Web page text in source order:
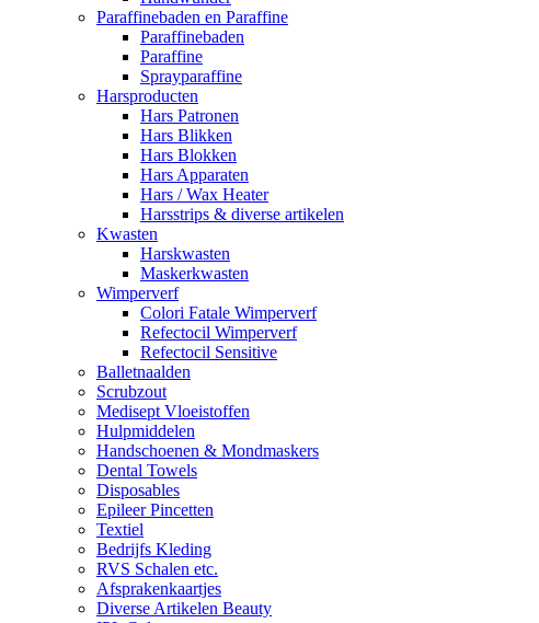
Paraffinebaden en Paraffine
Paraffinebaden
Paraffine
Sprayparaffine
Harsproducten
Hars Patronen
Hars Blikken
Hars Blokken
Hars Apparaten
Hars / Wax Heater
Harsstrips & diverse artikelen
Kwasten
Harskwasten
Maskerkwasten
Wimperverf
Colori Fatale Wimperverf
Refectocil Wimperverf
Refectocil Sensitive
Balletnaalden
Scrubzout
Medisept Vloeistoffen
Hulpmiddelen
Handschoenen & Mondmaskers
Dental Towels
Disposables
Epileer Pincetten
Textiel
Bedrijfs Kleding
RVS Schalen etc.
Afsprakenkaartjes
Diverse Artikelen Beauty